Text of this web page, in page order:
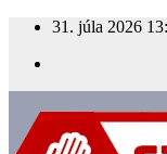
Prejsť
obsah
31. júla 2026